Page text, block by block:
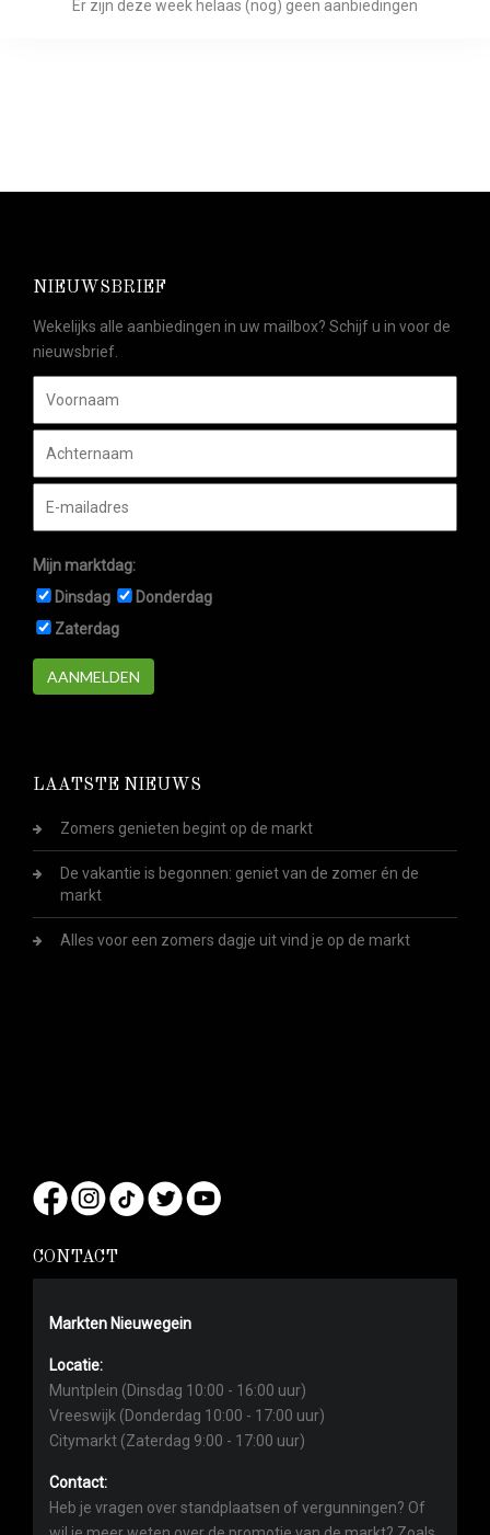
Er zijn deze week helaas (nog) geen aanbiedingen
NIEUWSBRIEF
Wekelijks alle aanbiedingen in uw mailbox? Schijf u in voor de
nieuwsbrief.
Mijn marktdag:
Dinsdag
Donderdag
Zaterdag
AANMELDEN
LAATSTE NIEUWS
Zomers genieten begint op de markt
De vakantie is begonnen: geniet van de zomer én de
markt
Alles voor een zomers dagje uit vind je op de markt
CONTACT
Markten Nieuwegein
Locatie:
Muntplein (Dinsdag 10:00 - 16:00 uur)
Vreeswijk (Donderdag 10:00 - 17:00 uur)
Citymarkt (Zaterdag 9:00 - 17:00 uur)
Contact:
Heb je vragen over standplaatsen of vergunningen? Of